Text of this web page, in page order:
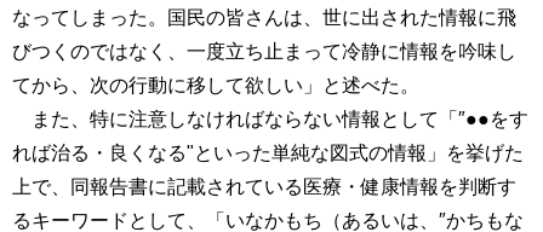
なってしまった。国民の皆さんは、世に出された情報に飛
びつくのではなく、一度立ち止まって冷静に情報を吟味し
てから、次の行動に移して欲しい」と述べた。
また、特に注意しなければならない情報として「″●●をす
れば治る・良くなる"といった単純な図式の情報」を挙げた
上で、同報告書に記載されている医療・健康情報を判断す
るキーワードとして、「いなかもち（あるいは、″かちもな